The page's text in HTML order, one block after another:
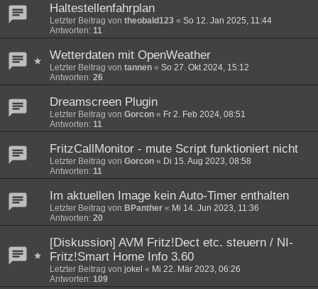
Haltestellenfahrplan
Letzter Beitrag von theobald123 « So 12. Jan 2025, 11:44
Antworten: 11
Wetterdaten mit OpenWeather
Letzter Beitrag von tannen « So 27. Okt 2024, 15:12
Antworten: 26
Dreamscreen Plugin
Letzter Beitrag von Gorcon « Fr 2. Feb 2024, 08:51
Antworten: 11
FritzCallMonitor - mute Script funktioniert nicht
Letzter Beitrag von Gorcon « Di 15. Aug 2023, 08:58
Antworten: 11
Im aktuellen Image kein Auto-Timer enthalten
Letzter Beitrag von BPanther « Mi 14. Jun 2023, 11:36
Antworten: 20
[Diskussion] AVM Fritz!Dect etc. steuern / NI-
Fritz!Smart Home Info 3.60
Letzter Beitrag von jokel « Mi 22. Mär 2023, 06:26
Antworten: 109